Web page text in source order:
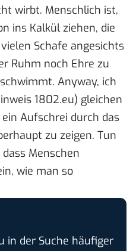
wirbt. Menschlich ist,
ins Kalkül ziehen, die
Schafe angesichts
Ruhm noch Ehre zu
Anyway, ich
1802.eu) gleichen
Aufschrei durch das
zu zeigen. Tun
Menschen
wie man so
in der Suche häufiger